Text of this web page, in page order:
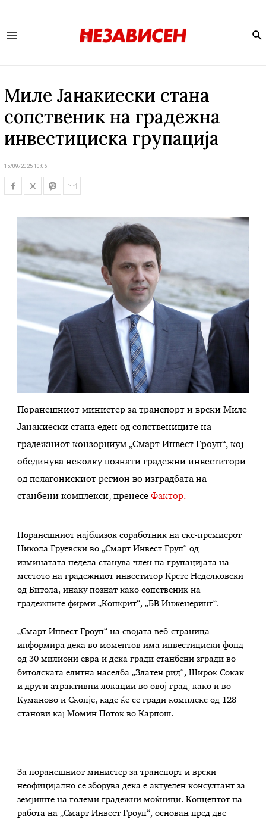
Миле Јанакиески стана
сопственик на градежна
инвестициска групација
15/09/2025 10:06
Поранешниот министер за транспорт и врски Миле
Јанакиески стана еден од сопствениците на
градежниот конзорциум „Смарт Инвест Гроуп“, кој
обединува неколку познати градежни инвеститори
од пелагонискиот регион во изградбата на
станбени комплекси, пренесеФактор.
Поранешниот најблизок соработник на екс-премиерот
Никола Груевски во „Смарт Инвест Груп“ од
изминатата недела станува член на групацијата на
местото на градежниот инвеститор Крсте Неделковски
од Битола, инаку познат како сопственик на
градежните фирми „Конкрит“, „БВ Инженеринг“.
„Смарт Инвест Гроуп“ на својата веб-страница
информира дека во моментов има инвестициски фонд
од 30 милиони евра и дека гради станбени згради во
битолската елитна населба „Златен рид“, Широк Сокак
и други атрактивни локации во овој град, како и во
Куманово и Скопје, каде ќе се гради комплекс од 128
станови кај Момин Поток во Карпош.
За поранешниот министер за транспорт и врски
неофицијално се зборува дека е актуелен консултант за
земјиште на големи градежни моќници. Концептот на
работа на „Смарт Инвест Гроуп“, основан пред две